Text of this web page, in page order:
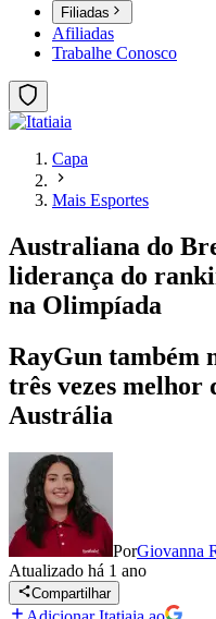
Filiadas
Afiliadas
Trabalhe Conosco
Capa
Mais Esportes
Australiana do
liderança do
na Olimpíada
RayGun também
três vezes melhor
Austrália
PorGiovanna
Atualizado há 1 ano
Compartilhar